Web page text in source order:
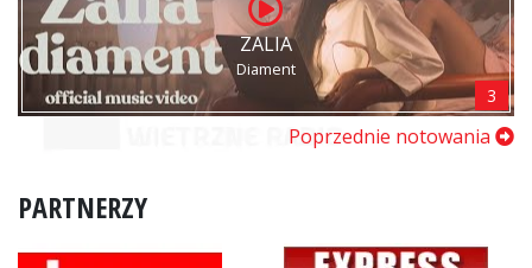
ZALIA
Diament
3
Poprzednie notowania
PARTNERZY